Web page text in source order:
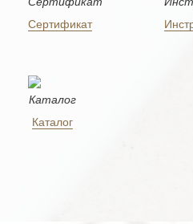
Сертификат
Каталог